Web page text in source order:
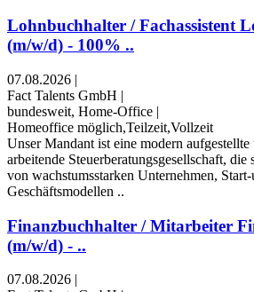
Lohnbuchhalter / Fachassistent
(m/w/d) - 100% ..
07.08.2026 |
Fact Talents GmbH |
bundesweit, Home-Office |
Homeoffice möglich,Teilzeit,Vollzeit
Unser Mandant ist eine modern
arbeitende Steuerberatungsgesellschaft,
von wachstumsstarken Unternehmen,
Geschäftsmodellen ..
Finanzbuchhalter / Mitarbeiter
(m/w/d) - ..
07.08.2026 |